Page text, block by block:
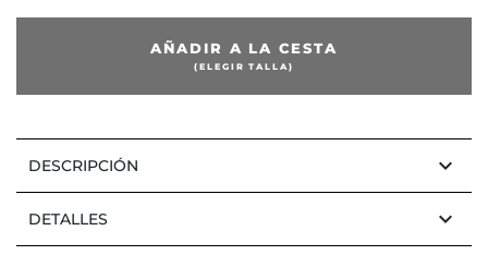
AÑADIR A LA CESTA
(ELEGIR TALLA)
DESCRIPCIÓN keyboard_arrow_down
DETALLES keyboard_arrow_down